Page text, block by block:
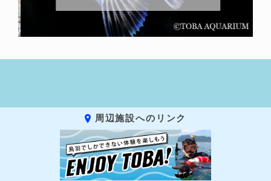
周辺施設へのリンク